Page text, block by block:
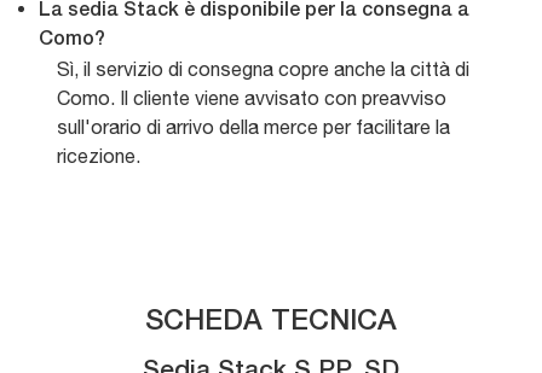
La sedia Stack è disponibile per la consegna a
Como?
Sì, il servizio di consegna copre anche la città di
Como. Il cliente viene avvisato con preavviso
sull'orario di arrivo della merce per facilitare la
ricezione.
SCHEDA TECNICA